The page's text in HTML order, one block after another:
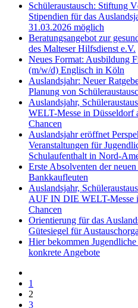
Schüleraustausch: Stiftung
Stipendien für das
31.03.2026 möglich
Beratungsangebot zur
des Malteser Hilfsdienst e.V.
Neues Format: Ausbildung
(m/w/d) Englisch in Köln
Auslandsjahr: Neuer
Planung von
Auslandsjahr,
WELT-Messe in Düsseldorf
Chancen
Auslandsjahr eröffnet
Veranstaltungen für
Schulaufenthalt in Nord-
Erste Absolventen der
Bankkaufleuten
Auslandsjahr,
AUF IN DIE WELT-Messe
Chancen
Orientierung für das
Gütesiegel für
Hier bekommen
konkrete Angebote
1
2
3